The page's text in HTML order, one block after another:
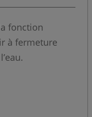
fonction
à fermeture